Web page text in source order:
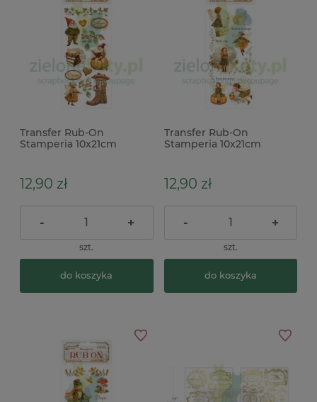
Transfer Rub-On
Stamperia 10x21cm
12,90 zł
- +
szt.
do koszyka
Transfer Rub-On
Stamperia 10x21cm
12,90 zł
- +
szt.
do koszyka